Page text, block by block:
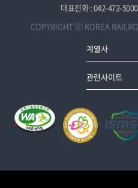
대표전화 : 042-472-5000
COPYRIGHT ⓒ KOREA
계열사
관련사이트